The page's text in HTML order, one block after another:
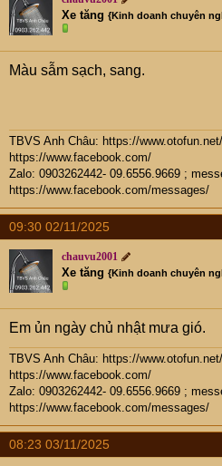
Xe tăng {Kinh doanh chuyên
Màu sẫm sạch, sang.
TBVS Anh Châu: https://
https://www.facebook.com/
Zalo: 0903262442- 09.6556.9669 ;
https://www.facebook.com/messages/
09:30 02/11/2025
chauvu2001
Xe tăng {Kinh doanh chuyên
Em ủn ngày chủ nhật mưa gió.
TBVS Anh Châu: https://
https://www.facebook.com/
Zalo: 0903262442- 09.6556.9669 ;
https://www.facebook.com/messages/
08:23 03/11/2025